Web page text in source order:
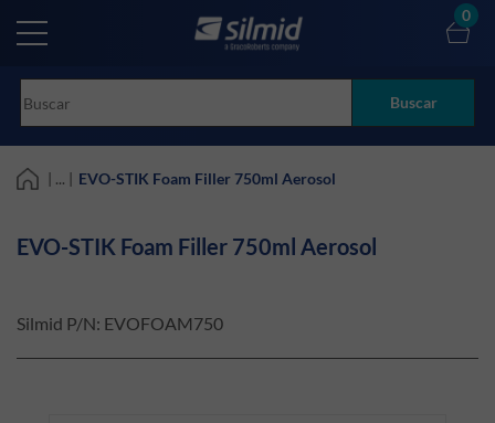
main
Buscar
0
| ... | EVO-STIK Foam Filler 750ml Aerosol
EVO-STIK Foam Filler 750ml Aerosol
Silmid P/N: EVOFOAM750